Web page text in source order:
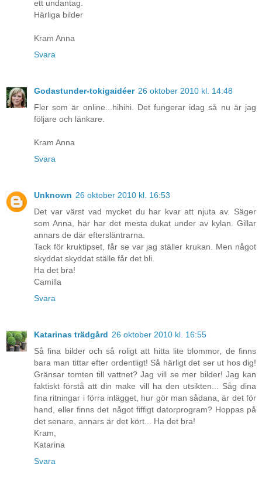
ett undantag.
Härliga bilder
Kram Anna
Svara
Godastunder-tokigaidéer 26 oktober 2010 kl. 14:48
Fler som är online...hihihi. Det fungerar idag så nu är jag
följare och länkare.
Kram Anna
Svara
Unknown 26 oktober 2010 kl. 16:53
Det var värst vad mycket du har kvar att njuta av. Säger
som Anna, här har det mesta dukat under av kylan. Gillar
annars de där eftersläntrarna.
Tack för kruktipset, får se var jag ställer krukan. Men något
skyddat skyddat ställe får det bli.
Ha det bra!
Camilla
Svara
Katarinas trädgård 26 oktober 2010 kl. 16:55
Så fina bilder och så roligt att hitta lite blommor, de finns
bara man tittar efter ordentligt! Så härligt det ser ut hos dig!
Gränsar tomten till vattnet? Jag vill se mer bilder! Jag kan
faktiskt förstå att din make vill ha den utsikten... Såg dina
fina ritningar i förra inlägget, hur gör man sådana, är det för
hand, eller finns det något fiffigt datorprogram? Hoppas på
det senare, annars är det kört... Ha det bra!
Kram,
Katarina
Svara